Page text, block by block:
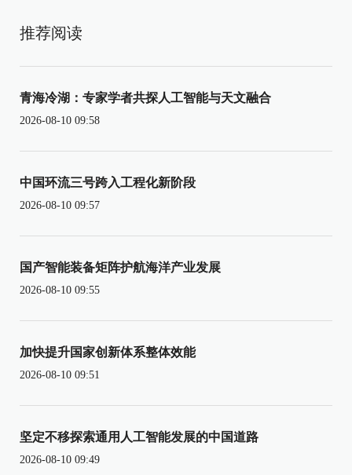
推荐阅读
青海冷湖：专家学者共探人工智能与天文融合
2026-08-10 09:58
中国环流三号跨入工程化新阶段
2026-08-10 09:57
国产智能装备矩阵护航海洋产业发展
2026-08-10 09:55
加快提升国家创新体系整体效能
2026-08-10 09:51
坚定不移探索通用人工智能发展的中国道路
2026-08-10 09:49